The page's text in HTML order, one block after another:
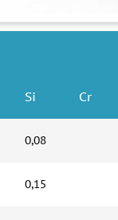
Si Cr
0,08
0,15